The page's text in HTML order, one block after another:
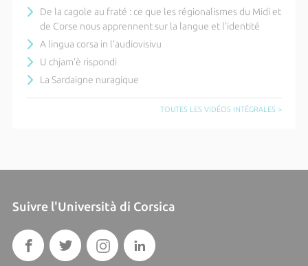
De la cagole au fraté : ce que les régionalismes du Midi et
de Corse nous apprennent sur la langue et l’identité
A lingua corsa in l’audiovisivu
U chjam’è rispondi
La Sardaigne nuragique
TOUTES LES VIDÉOS INTÉGRALES >
Suivre l'Università di Corsica